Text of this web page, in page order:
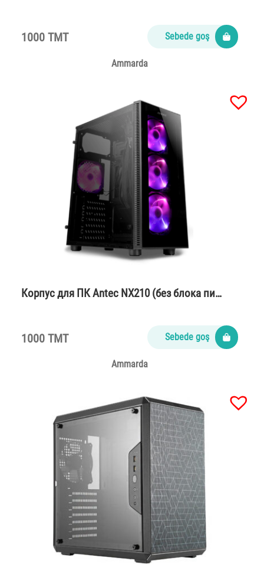
1000 TMT Sebede goş
Ammarda
Корпус для ПК Antec NX210 (без блока пи…
1000 TMT Sebede goş
Ammarda